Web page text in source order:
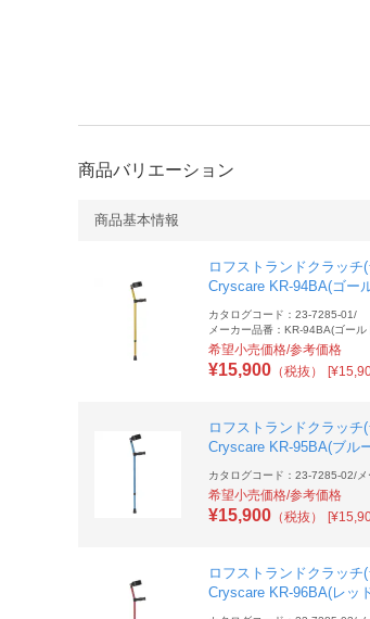
商品バリエーション
商品基本情報
ロフストランドクラッチ
Cryscare KR-94BA(ゴー
カタログコード：23-7285-01/
メーカー品番：KR-94BA(ゴール
希望小売価格/参考価格
¥15,900 （税抜）
ロフストランドクラッチ
Cryscare KR-95BA(ブル
カタログコード：23-7285-02/
希望小売価格/参考価格
¥15,900 （税抜）
ロフストランドクラッチ
Cryscare KR-96BA(レッ